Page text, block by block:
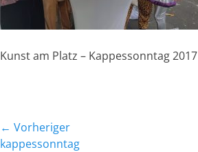
Kunst am Platz – Kappessonntag 2017
Beitragsnavigation
← Vorheriger
Vorheriger
kappessonntag